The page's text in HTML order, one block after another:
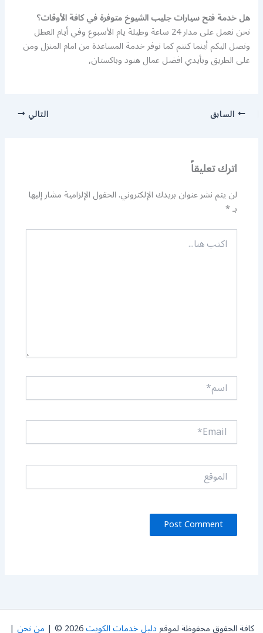
هل خدمة فتح سيارات جليب الشيوخ متوفرة في كافة الأوقات؟
نحن نعمل على مدار 24 ساعة وطيلة يام الأسبوع وفي أيام العطل
ونصل اليكم أينما كنتم كما نوفر خدمة المساعدة من امام المنزل ومن
على الطريق وبأيدي افضل عمال هنود وباكستان,
السابق التالي
اترك تعليقاً
لن يتم نشر عنوان بريدك الإلكتروني.الحقول الإلزامية مشار إليها
بـ*
اكتب
هنا...
اسم*
Email*
الموقع
كافة الحقوق محفوظة لموقعدليل خدمات الكويت2026 © | من نحن |